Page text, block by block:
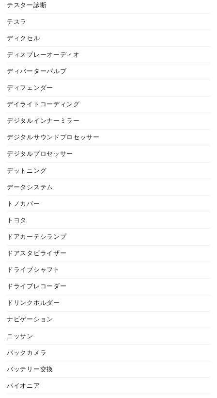
テスター診断
テスラ
ディクセル
ディスプレーオーディオ
ディバーターバルブ
ディフェンダー
デイライトコーディング
デジタルインナーミラー
デジタルサウンドプロセッサー
デジタルプロセッサー
デットニング
データシステム
トノカバー
トヨタ
ドアカーテシランプ
ドアスタビライザー
ドライブシャフト
ドライブレコーダー
ドリンクホルダー
ナビゲーション
ニッサン
バックカメラ
バッテリー交換
パイオニア